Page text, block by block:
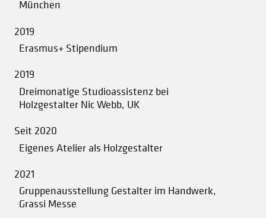
München
2019
Erasmus+ Stipendium
2019
Dreimonatige Studioassistenz bei
Holzgestalter Nic Webb, UK
Seit 2020
Eigenes Atelier als Holzgestalter
2021
Gruppenausstellung Gestalter im Handwerk,
Grassi Messe